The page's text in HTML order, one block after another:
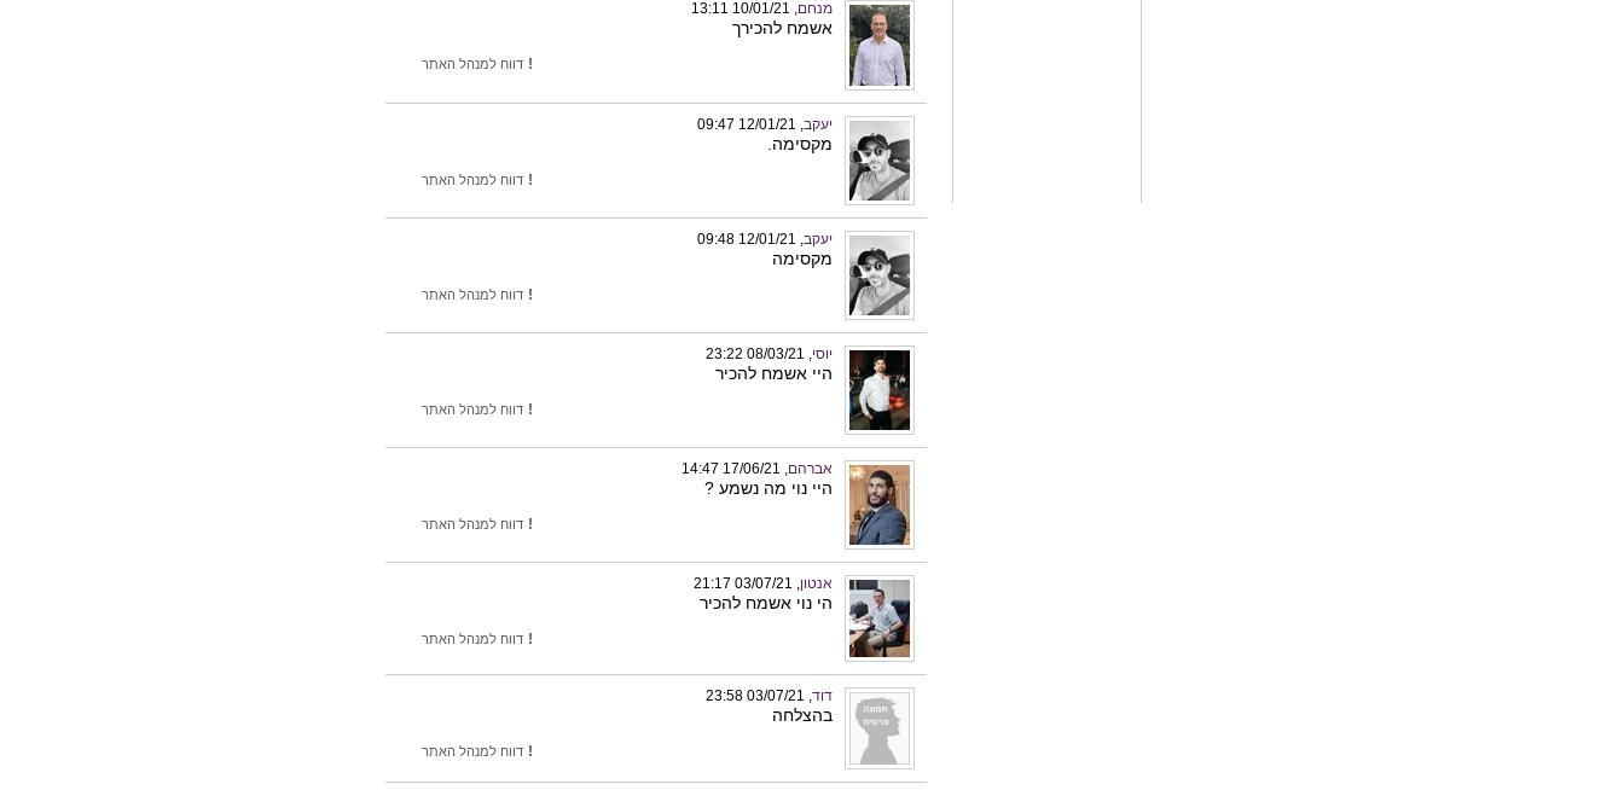
מנחם
אשמח להכירך
! דווח למנהל האתר
יעקב
מקסימה.
! דווח למנהל האתר
יעקב
מקסימה
! דווח למנהל האתר
יוסי
היי אשמח להכיר
! דווח למנהל האתר
אברהם
היי נוי מה נשמע ?
! דווח למנהל האתר
אנטון
הי נוי אשמח להכיר
! דווח למנהל האתר
דוד
בהצלחה
! דווח למנהל האתר